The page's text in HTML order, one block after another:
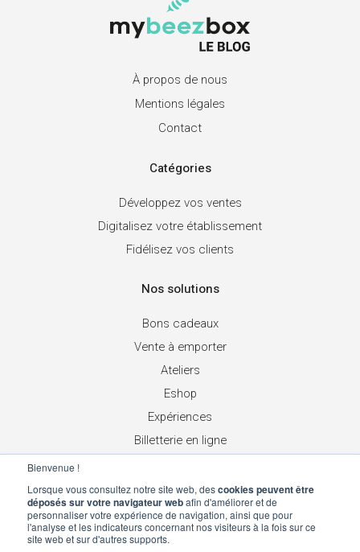
Bienvenue !
Lorsque vous consultez notre site web, descookies peuvent être
déposés sur votre navigateur webafin d'améliorer et de
personnaliser votre expérience de navigation, ainsi que pour
l'analyse et les indicateurs concernant nos visiteurs à la fois sur ce
site web et sur d'autres supports.
À propos de nous
Mentions légales
Contact
Catégories
Développez vos ventes
Digitalisez votre établissement
Fidélisez vos clients
Nos solutions
Bons cadeaux
Vente à emporter
Ateliers
Eshop
Expériences
Billetterie en ligne
Chèques cadeaux réseau
Suivez-nous